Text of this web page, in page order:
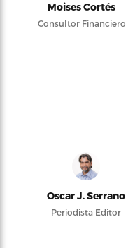
Moises Cortés
Consultor Financiero
Oscar J. Serrano
Periodista Editor